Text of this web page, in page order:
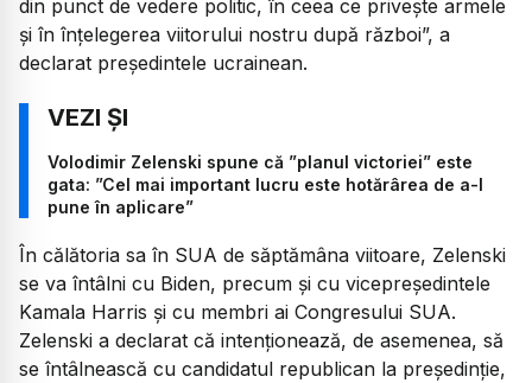
din punct de vedere politic, în ceea ce privește armele
și în înțelegerea viitorului nostru după război”, a
declarat președintele ucrainean.
Volodimir Zelenski spune că ”planul victoriei” este
gata: ”Cel mai important lucru este hotărârea de a-l
pune în aplicare”
În călătoria sa în SUA de săptămâna viitoare, Zelenski
se va întâlni cu Biden, precum și cu vicepreședintele
Kamala Harris și cu membri ai Congresului SUA.
Zelenski a declarat că intenționează, de asemenea, să
se întâlnească cu candidatul republican la președinție,